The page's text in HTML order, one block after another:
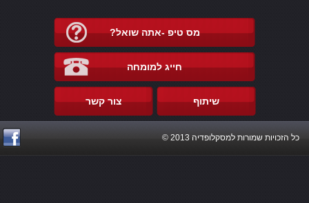
מס טיפ -אתה שואל?
חייג למומחה
צור קשר שיתוף
כל הזכויות שמורות למסקלופדיה 2013 ©